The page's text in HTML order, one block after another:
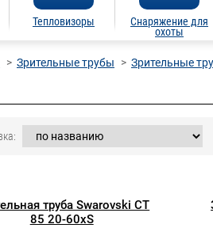
Тепловизоры
Снаряжение для
охоты
Зрительные трубы Зрительные
труба Swarovski CT
85 20-60xS